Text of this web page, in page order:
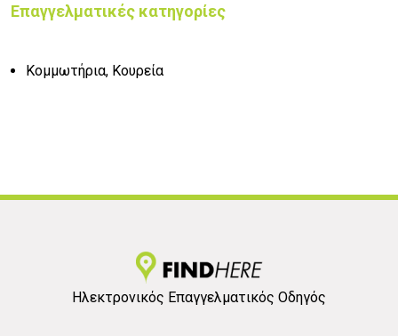
Επαγγελματικές κατηγορίες
Κομμωτήρια, Κουρεία
Ηλεκτρονικός Επαγγελματικός Οδηγός